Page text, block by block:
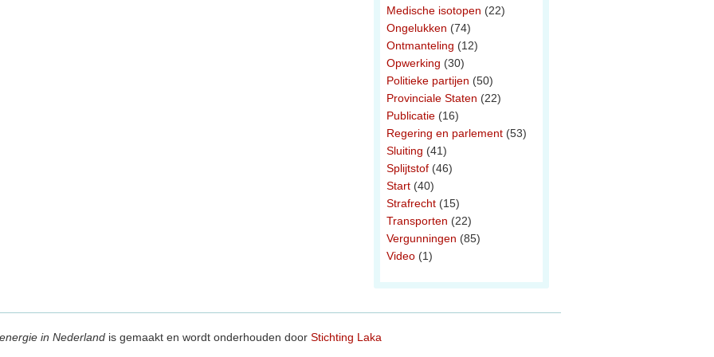
Medische isotopen (22)
Ongelukken (74)
Ontmanteling (12)
Opwerking (30)
Politieke partijen (50)
Provinciale Staten (22)
Publicatie (16)
Regering en parlement (53)
Sluiting (41)
Splijtstof (46)
Start (40)
Strafrecht (15)
Transporten (22)
Vergunningen (85)
Video (1)
in Nederland is gemaakt en wordt onderhouden door Stichting Laka